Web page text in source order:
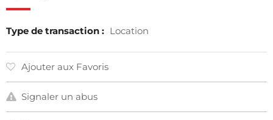
Type de transaction : Location
Ajouter aux Favoris
Signaler un abus